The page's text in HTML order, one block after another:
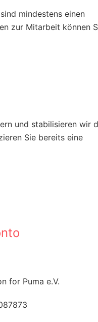
mindestens einen
zur Mitarbeit können
und stabilisieren wir
Sie bereits eine
for Puma e.V.